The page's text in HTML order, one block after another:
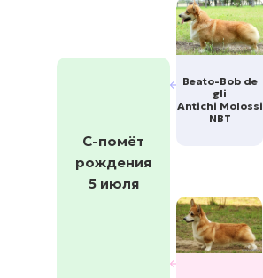
Beato-Bob de
gli
Antichi Molossi
NBT
С-помёт
рождения
5 июля